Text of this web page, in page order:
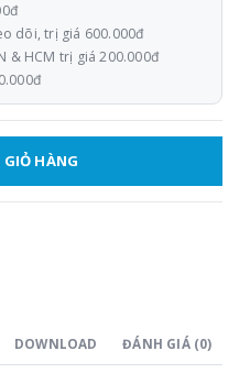
dõi, trị giá 600.000đ
& HCM trị giá 200.000đ
HÀNG
DOWNLOAD ĐÁNH GIÁ (0)